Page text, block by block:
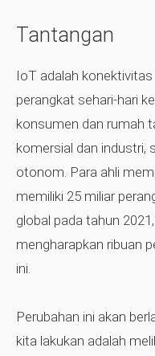
Tantangan
IoT adalah
perangkat sehari-hari
konsumen dan rumah
komersial dan industri,
otonom. Para ahli
memiliki 25 miliar
global pada tahun
mengharapkan ribuan
ini.
Perubahan ini akan
kita lakukan adalah